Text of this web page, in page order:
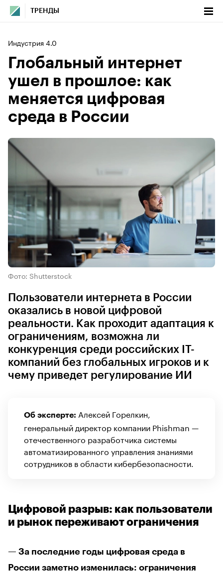
ТРЕНДЫ
Индустрия 4.0
Глобальный интернет
ушел в прошлое: как
меняется цифровая
среда в России
Фото: Shutterstock
Пользователи интернета в России
оказались в новой цифровой
реальности. Как проходит адаптация к
ограничениям, возможна ли
конкуренция среди российских IT-
компаний без глобальных игроков и к
чему приведет регулирование ИИ
Об эксперте: Алексей Горелкин,
генеральный директор компании Phishman —
отечественного разработчика системы
автоматизированного управления знаниями
сотрудников в области кибербезопасности.
Цифровой разрыв: как пользователи
и рынок переживают ограничения
— За последние годы цифровая среда в
России заметно изменилась: ограничения